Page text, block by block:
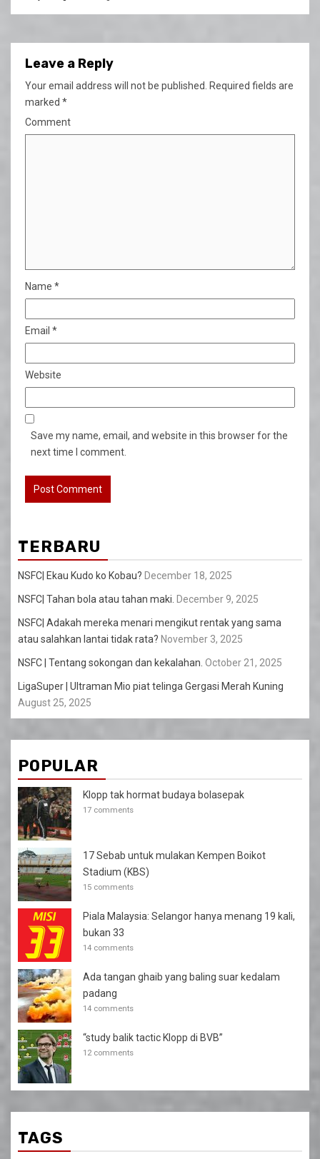
Leave a Reply
Your email address will not be published. Required fields are
marked *
Comment
Name *
Email *
Website
Save my name, email, and website in this browser for the
next time I comment.
TERBARU
NSFC| Ekau Kudo ko Kobau? December 18, 2025
NSFC| Tahan bola atau tahan maki. December 9, 2025
NSFC| Adakah mereka menari mengikut rentak yang sama
atau salahkan lantai tidak rata? November 3, 2025
NSFC | Tentang sokongan dan kekalahan. October 21, 2025
LigaSuper | Ultraman Mio piat telinga Gergasi Merah Kuning
August 25, 2025
POPULAR
Klopp tak hormat budaya bolasepak
17 comments
17 Sebab untuk mulakan Kempen Boikot
Stadium (KBS)
15 comments
Piala Malaysia: Selangor hanya menang 19 kali,
bukan 33
14 comments
Ada tangan ghaib yang baling suar kedalam
padang
14 comments
“study balik tactic Klopp di BVB”
12 comments
TAGS